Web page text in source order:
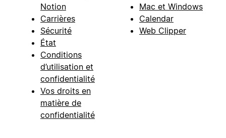
Notion
Carrières
Sécurité
État
Conditions
d’utilisation et
confidentialité
Vos droits en
matière de
confidentialité
Mac et Windows
Calendar
Web Clipper